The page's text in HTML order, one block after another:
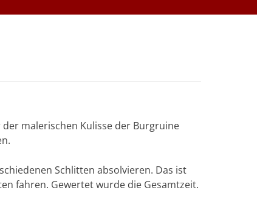
malerischen Kulisse der Burgruine
Schlitten absolvieren. Das ist
fahren. Gewertet wurde die Gesamtzeit.